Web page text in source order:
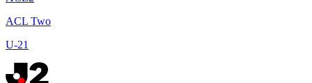
ACL Two
U-21